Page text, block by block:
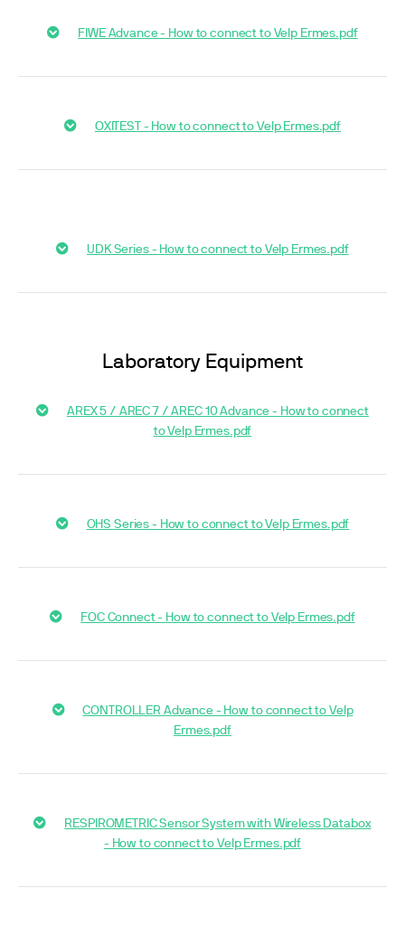
FIWE Advance - How to connect to Velp Ermes.pdf
OXITEST - How to connect to Velp Ermes.pdf
UDK Series - How to connect to Velp Ermes.pdf
Laboratory Equipment
AREX 5 / AREC 7 / AREC 10 Advance - How to connect
to Velp Ermes.pdf
OHS Series - How to connect to Velp Ermes.pdf
FOC Connect - How to connect to Velp Ermes.pdf
CONTROLLER Advance - How to connect to Velp
Ermes.pdf
RESPIROMETRIC Sensor System with Wireless Databox
- How to connect to Velp Ermes.pdf